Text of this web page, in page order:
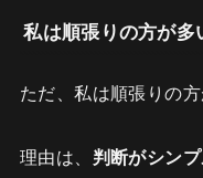
私は順張りの方が多
ただ、私は順張りの
理由は、 判断がシン